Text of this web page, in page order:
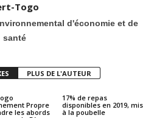
Togo
d'économie et de
santé
PLUS DE L'AUTEUR
Propre
les abords
17% de repas
disponibles en 2019, mis
à la poubelle